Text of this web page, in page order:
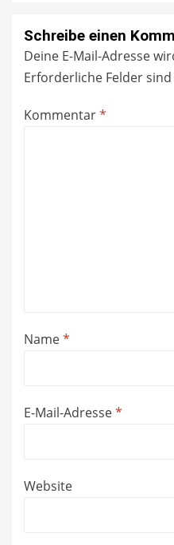
Schreibe einen
Deine E-Mail-Adresse
Erforderliche Felder
Kommentar*
Name*
E-Mail-Adresse*
Website